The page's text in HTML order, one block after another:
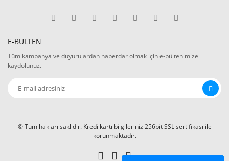
E-BÜLTEN
Tüm kampanya ve duyurulardan haberdar olmak için e-bültenimize
kaydolunuz.
© Tüm hakları saklıdır. Kredi kartı bilgileriniz 256bit SSL sertifikası ile
korunmaktadır.